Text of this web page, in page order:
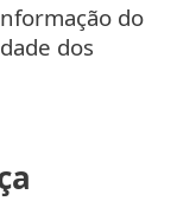
do
dos